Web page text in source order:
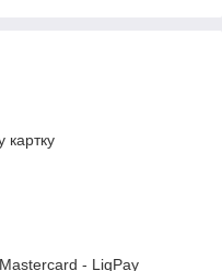
картку
- LiqPay